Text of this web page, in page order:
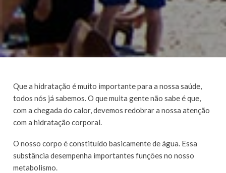
Que a hidratação é muito importante para a nossa saúde,
todos nós já sabemos. O que muita gente não sabe é que,
com a chegada do calor, devemos redobrar a nossa atenção
com a hidratação corporal.
O nosso corpo é constituído basicamente de água. Essa
substância desempenha importantes funções no nosso
metabolismo.